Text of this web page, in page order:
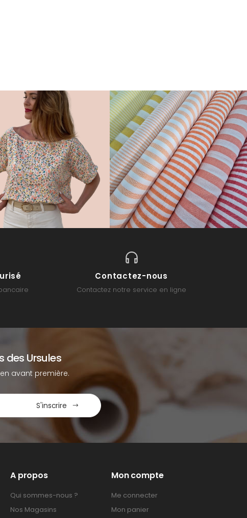
Contactez-nous
Contactez notre service en ligne
des Ursules
en avant première.
S'inscrire
A propos
Qui sommes-nous ?
Nos Magasins
Mon compte
Me connecter
Mon panier